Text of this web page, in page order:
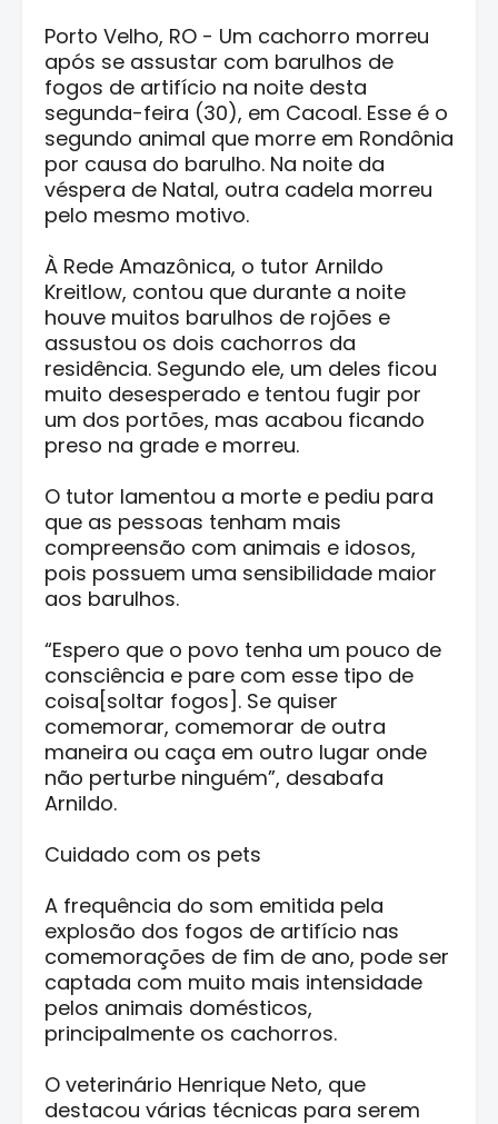
Porto Velho, RO - Um cachorro morreu
após se assustar com barulhos de
fogos de artifício na noite desta
segunda-feira (30), em Cacoal. Esse é o
segundo animal que morre em Rondônia
por causa do barulho. Na noite da
véspera de Natal, outra cadela morreu
pelo mesmo motivo.
À Rede Amazônica, o tutor Arnildo
Kreitlow, contou que durante a noite
houve muitos barulhos de rojões e
assustou os dois cachorros da
residência. Segundo ele, um deles ficou
muito desesperado e tentou fugir por
um dos portões, mas acabou ficando
preso na grade e morreu.
O tutor lamentou a morte e pediu para
que as pessoas tenham mais
compreensão com animais e idosos,
pois possuem uma sensibilidade maior
aos barulhos.
“Espero que o povo tenha um pouco de
consciência e pare com esse tipo de
coisa[soltar fogos]. Se quiser
comemorar, comemorar de outra
maneira ou caça em outro lugar onde
não perturbe ninguém”, desabafa
Arnildo.
Cuidado com os pets
A frequência do som emitida pela
explosão dos fogos de artifício nas
comemorações de fim de ano, pode ser
captada com muito mais intensidade
pelos animais domésticos,
principalmente os cachorros.
O veterinário Henrique Neto, que
destacou várias técnicas para serem